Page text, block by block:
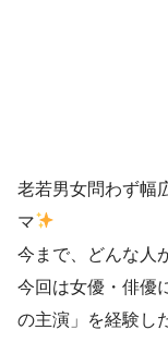
老若男女問わず幅
マ
今まで、どんな人
今回は女優・俳優
の主演」を経験し